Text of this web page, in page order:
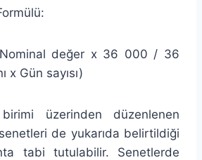
değer x 36 000 / 36
x Gün sayısı)
üzerinden düzenlenen
de yukarıda belirtildiği
tabi tutulabilir. Senetlerde